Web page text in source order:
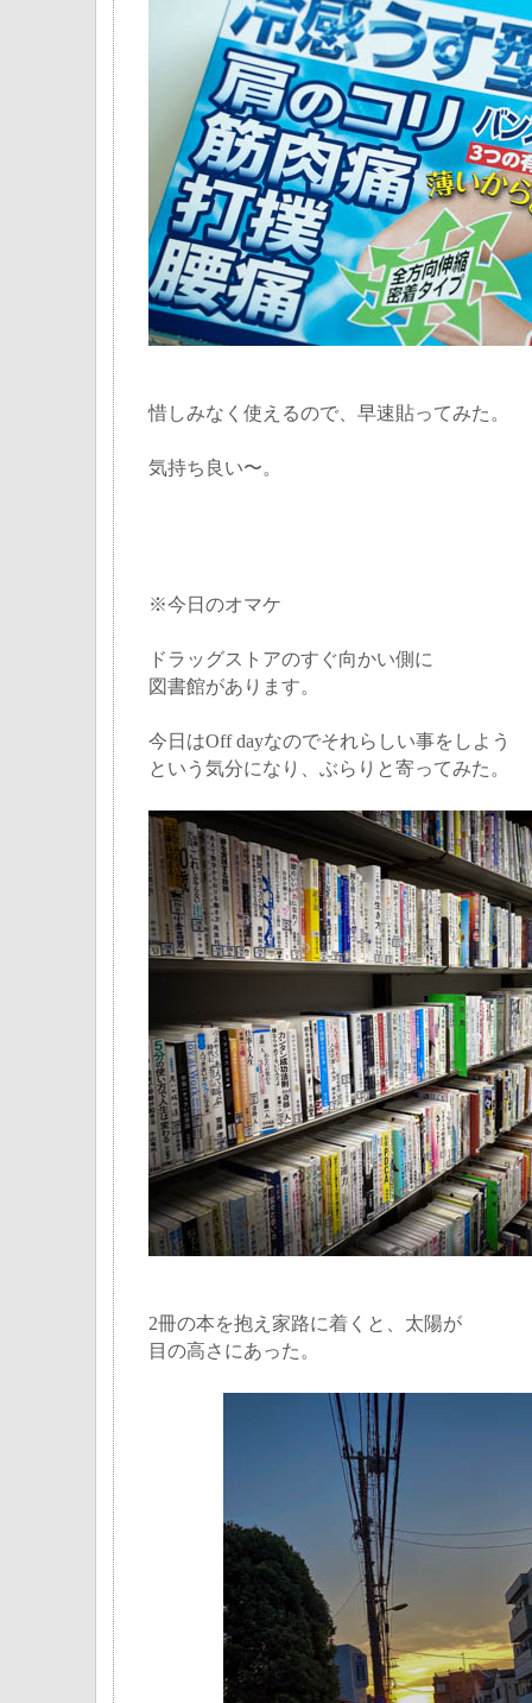
惜しみなく使えるので、早速貼ってみた。
気持ち良い〜。
※今日のオマケ
ドラッグストアのすぐ向かい側に
図書館があります。
今日はOff dayなのでそれらしい事をしよう
という気分になり、ぶらりと寄ってみた。
2冊の本を抱え家路に着くと、太陽が
目の高さにあった。